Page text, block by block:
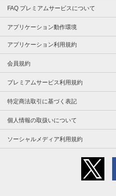
FAQ プレミアムサービスについて
アプリケーション動作環境
アプリケーション利用規約
会員規約
プレミアムサービス利用規約
特定商法取引に基づく表記
個人情報の取扱いについて
ソーシャルメディア利用規約